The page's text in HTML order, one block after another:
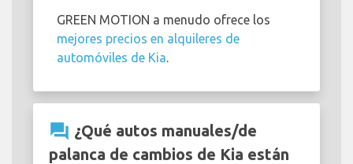
GREEN MOTION a menudo ofrece los
mejores precios en alquileres de
automóviles de Kia
question_answer ¿Qué autos manuales/de
palanca de cambios de Kia están